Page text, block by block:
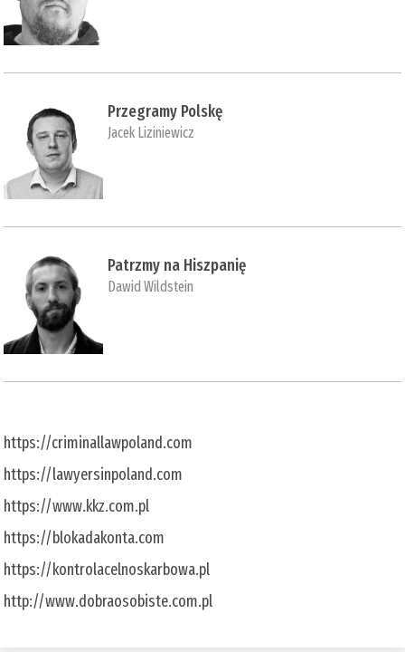
Przegramy Polskę
Jacek Liziniewicz
Patrzmy na Hiszpanię
Dawid Wildstein
https://criminallawpoland.com
https://lawyersinpoland.com
https://www.kkz.com.pl
https://blokadakonta.com
https://kontrolacelnoskarbowa.pl
http://www.dobraosobiste.com.pl